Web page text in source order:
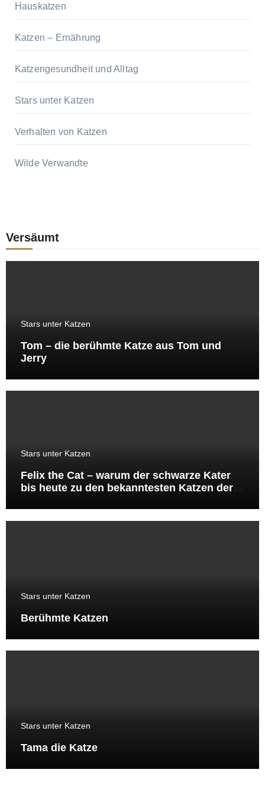
Hauskatzen
Katzen – Ernährung
Katzengesundheit und Alltag
Stars unter Katzen
Verhalten von Katzen
Wilde Verwandte
Versäumt
Stars unter Katzen
Tom – die berühmte Katze aus Tom und
Jerry
Stars unter Katzen
Felix the Cat – warum der schwarze Kater
bis heute zu den bekanntesten Katzen der
Stars unter Katzen
Berühmte Katzen
Stars unter Katzen
Tama die Katze